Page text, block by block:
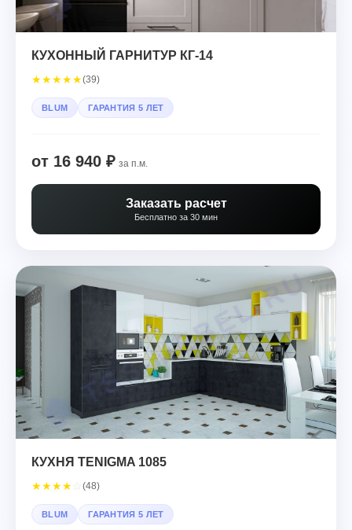
КУХОННЫЙ ГАРНИТУР КГ-14
★★★★★(39)
BLUM ГАРАНТИЯ 5 ЛЕТ
от 16 940 ₽ за п.м.
Заказать расчет
Бесплатно за 30 мин
КУХНЯ TENIGMA 1085
★★★★ (48)
BLUM ГАРАНТИЯ 5 ЛЕТ